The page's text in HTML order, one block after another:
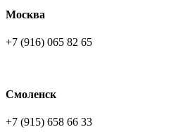
Москва
+7 (916) 065 82 65
Смоленск
+7 (915) 658 66 33